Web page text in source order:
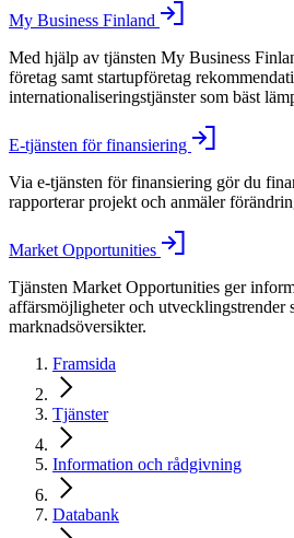
My Business Finland
Med hjälp av tjänsten My Business
företag samt startupföretag
internationaliseringstjänster som bäst
E-tjänsten för finansiering
Via e-tjänsten för finansiering gör du
rapporterar projekt och anmäler
Market Opportunities
Tjänsten Market Opportunities ger
affärsmöjligheter och utvecklingstrender
marknadsöversikter.
Framsida
Tjänster
Information och rådgivning
Databank